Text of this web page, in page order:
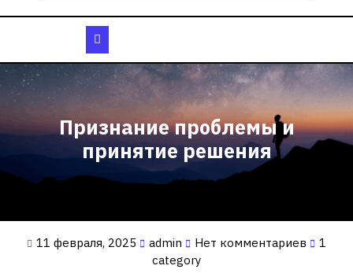
Открыть
Признание проблемы и
принятие решения
11 февраля, 2025 admin Нет комментариев
1
category